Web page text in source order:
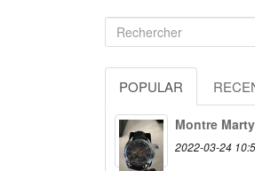
POPULAR
Montre
2022-03-24